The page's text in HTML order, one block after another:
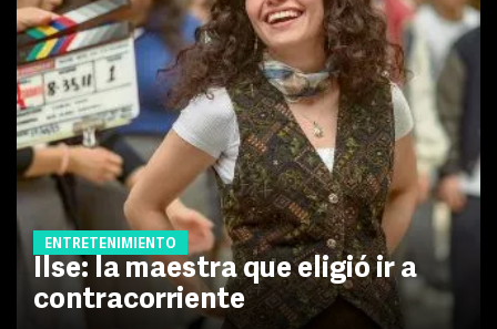
ENTRETENIMIENTO
Ilse: la maestra que eligió ir a
contracorriente